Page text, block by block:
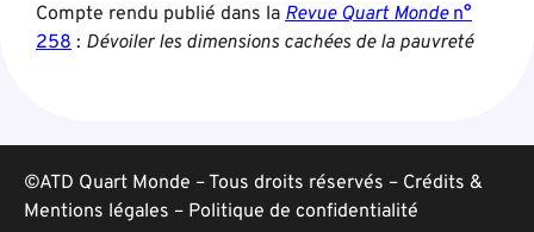
Compte rendu publié dans la Revue Quart Monden°
258 : Dévoiler les dimensions cachées de la pauvreté
©ATD Quart Monde – Tous droits réservés – Crédits &
Mentions légales – Politique de confidentialité